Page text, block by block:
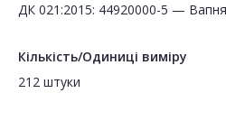
ДК 021:2015: 44920000-5 —
Кількість/Одиниці виміру
212 штуки